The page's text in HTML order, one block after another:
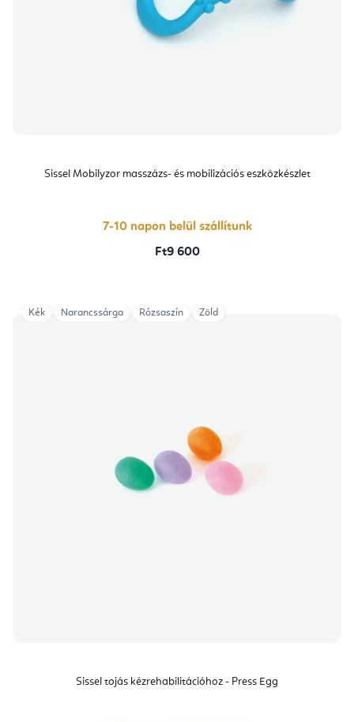
Sissel Mobilyzor masszázs- és mobilizációs eszközkészlet
7-10 napon belül szállítunk
Ft9 600
Sissel tojás kézrehabilitációhoz - Press Egg
Kék Narancssárga Rózsaszín Zöld